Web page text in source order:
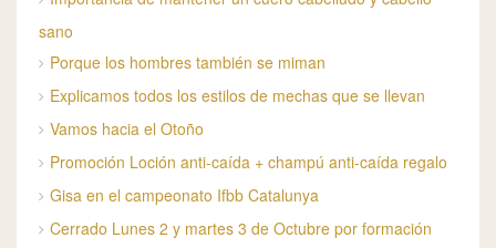
sano
Porque los hombres también se miman
Explicamos todos los estilos de mechas que se llevan
Vamos hacia el Otoño
Promoción Loción anti-caída + champú anti-caída regalo
Gisa en el campeonato Ifbb Catalunya
Cerrado Lunes 2 y martes 3 de Octubre por formación